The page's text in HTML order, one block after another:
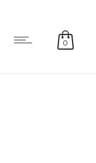
0